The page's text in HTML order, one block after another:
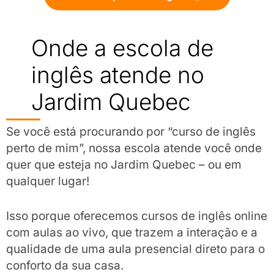
Onde a escola de
inglês atende no
Jardim Quebec
Se você está procurando por “curso de inglês
perto de mim”, nossa escola atende você onde
quer que esteja no Jardim Quebec – ou em
qualquer lugar!
Isso porque oferecemos cursos de inglês online
com aulas ao vivo, que trazem a interação e a
qualidade de uma aula presencial direto para o
conforto da sua casa.